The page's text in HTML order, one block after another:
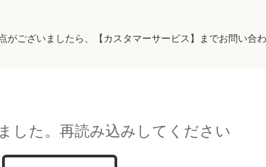
ございましたら、【カスタマーサービス】までお問い合
した。再読み込みしてください